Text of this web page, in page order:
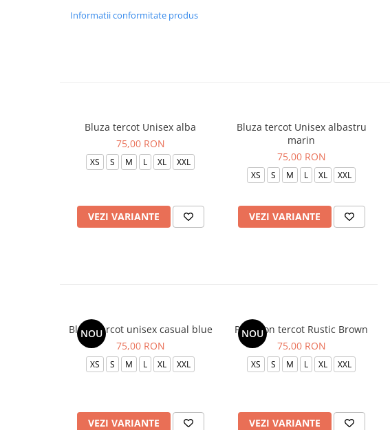
Informatii conformitate produs
Bluza tercot Unisex alba
75,00 RON
XS S M L XL XXL
VEZI VARIANTE
Bluza tercot Unisex albastru
marin
75,00 RON
XS S M L XL XXL
VEZI VARIANTE
NOU
Bluza tercot unisex casual blue
75,00 RON
XS S M L XL XXL
VEZI VARIANTE
NOU
Pantalon tercot Rustic Brown
75,00 RON
XS S M L XL XXL
VEZI VARIANTE